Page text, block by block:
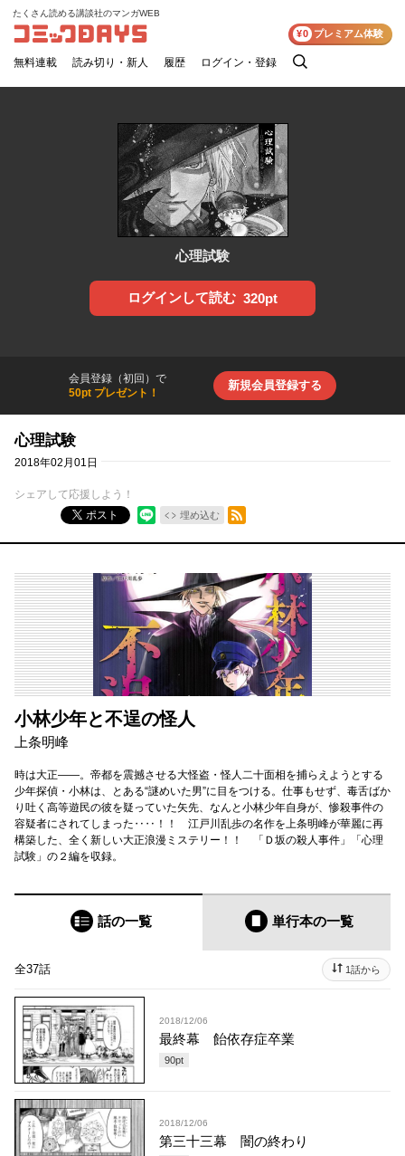
コミックDAYS
たくさん読める講談社のマンガWEB
無料連載 読み切り・新人 履歴 ログイン・登録
検
¥0 プレミアム体験
心理試験
ログインして読む 320pt
会員登録（初回）で
50pt プレゼント！
新規会員登録する
心理試験
2018年02月01日
シェアして応援しよう！
ポスト
埋め込む
RSSフィード
小林少年と不逞の怪人
上条明峰
時は大正――。帝都を震撼させる大怪盗・怪人二十面相を捕らえようとする
少年探偵・小林は、とある“謎めいた男”に目をつける。仕事もせず、毒舌ばか
り吐く高等遊民の彼を疑っていた矢先、なんと小林少年自身が、惨殺事件の
容疑者にされてしまった‥‥！！ 江戸川乱歩の名作を上条明峰が華麗に再
構築した、全く新しい大正浪漫ミステリー！！ 「Ｄ坂の殺人事件」「心理
試験」の２編を収録。
話の一覧 単行本の一覧
全37話 1話から
2018/12/06
最終幕 飴依存症卒業
90pt
2018/12/06
第三十三幕 闇の終わり